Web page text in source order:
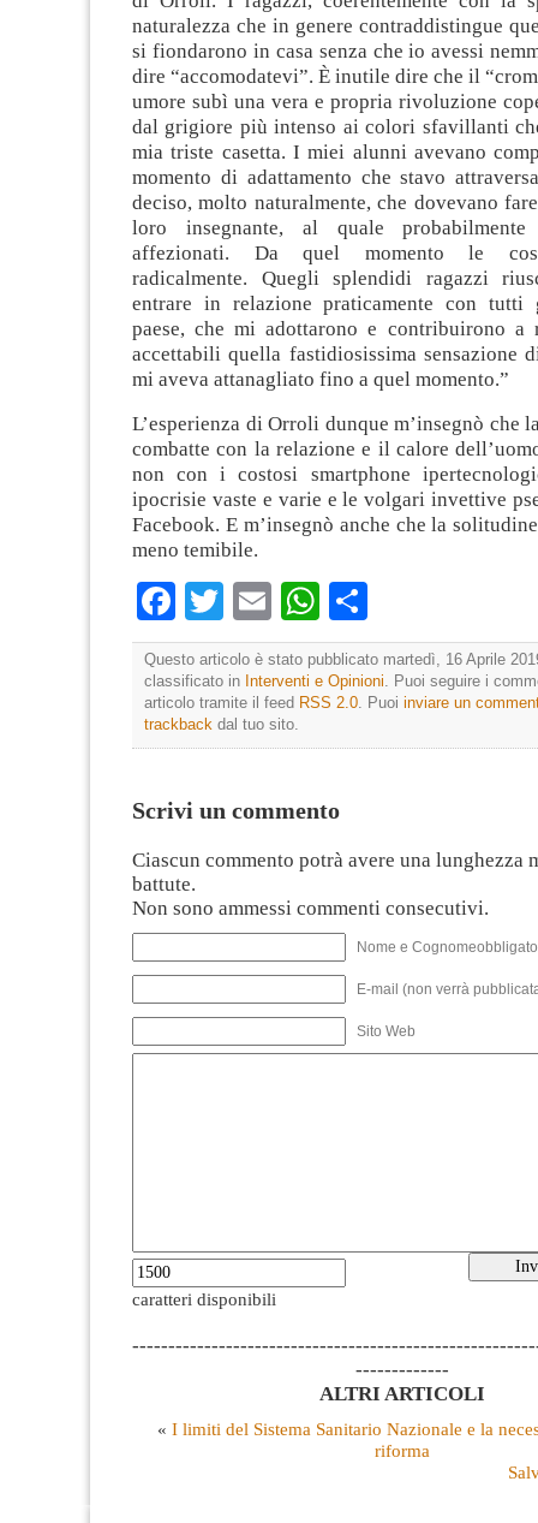
naturalezza che in genere contraddistingue
si fiondarono in casa senza che io avessi
dire “accomodatevi”. È inutile dire che il
umore subì una vera e propria rivoluzione
dal grigiore più intenso ai colori sfavillanti
mia triste casetta. I miei alunni avevano
momento di adattamento che stavo
deciso, molto naturalmente, che dovevano
loro insegnante, al quale
affezionati. Da quel momento le
radicalmente. Quegli splendidi ragazzi
entrare in relazione praticamente con
paese, che mi adottarono e contribuirono
accettabili quella fastidiosissima sensazione
mi aveva attanagliato fino a quel momento.”
L’esperienza di Orroli dunque m’insegnò che
combatte con la relazione e il calore
non con i costosi smartphone
ipocrisie vaste e varie e le volgari invettive
Facebook. E m’insegnò anche che la
meno temibile.
Facebook
Twitter
EmailWhatsApp
Questo articolo è stato pubblicato martedì, 16 Aprile
classificato in Interventi e Opinioni . Puoi seguire i
articolo tramite il feed RSS 2.0 . Puoi inviare un
trackback dal tuo sito.
Scrivi un commento
Ciascun commento potrà avere una lunghezza
battute.
Non sono ammessi commenti consecutivi.
Nome e
E-mail (non verrà
Sito Web
caratteri disponibili
-------------
ALTRI ARTICOLI
« I limiti del Sistema Sanitario Nazionale e la
riforma